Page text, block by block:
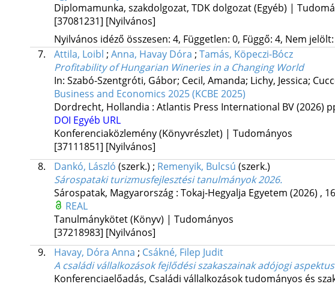
Diplomamunka, szakdolgozat, TDK dolgozat (Egyéb) |
[37081231] [Nyilvános]
Nyilvános idéző összesen: 4, Független: 0, Függő: 4, Nem
7.
Attila, Loibl ; Anna, Havay Dóra ; Tamás, Köpeczi-Bócz
Profitability of Hungarian Wineries in a Changing World
In: Szabó-Szentgróti, Gábor; Cecil, Amanda; Lichy, Jessica;
Business and Economics 2025 (KCBE 2025)
Dordrecht, Hollandia : Atlantis Press International BV(2026)
DOI Egyéb URL
Konferenciaközlemény (Könyvrészlet) | Tudományos
[37111851] [Nyilvános]
8.
Dankó, László (szerk.) ; Remenyik, Bulcsú (szerk.)
Sárospataki turizmusfejlesztési tanulmányok 2026.
Sárospatak, Magyarország : Tokaj-Hegyalja Egyetem (2026) ,
REAL
Tanulmánykötet (Könyv) | Tudományos
[37218983] [Nyilvános]
9.
Havay, Dóra Anna ; Csákné, Filep Judit
A családi vállalkozások fejlődési szakaszainak adójogi
Konferenciaelőadás, Családi vállalkozások tudományos és